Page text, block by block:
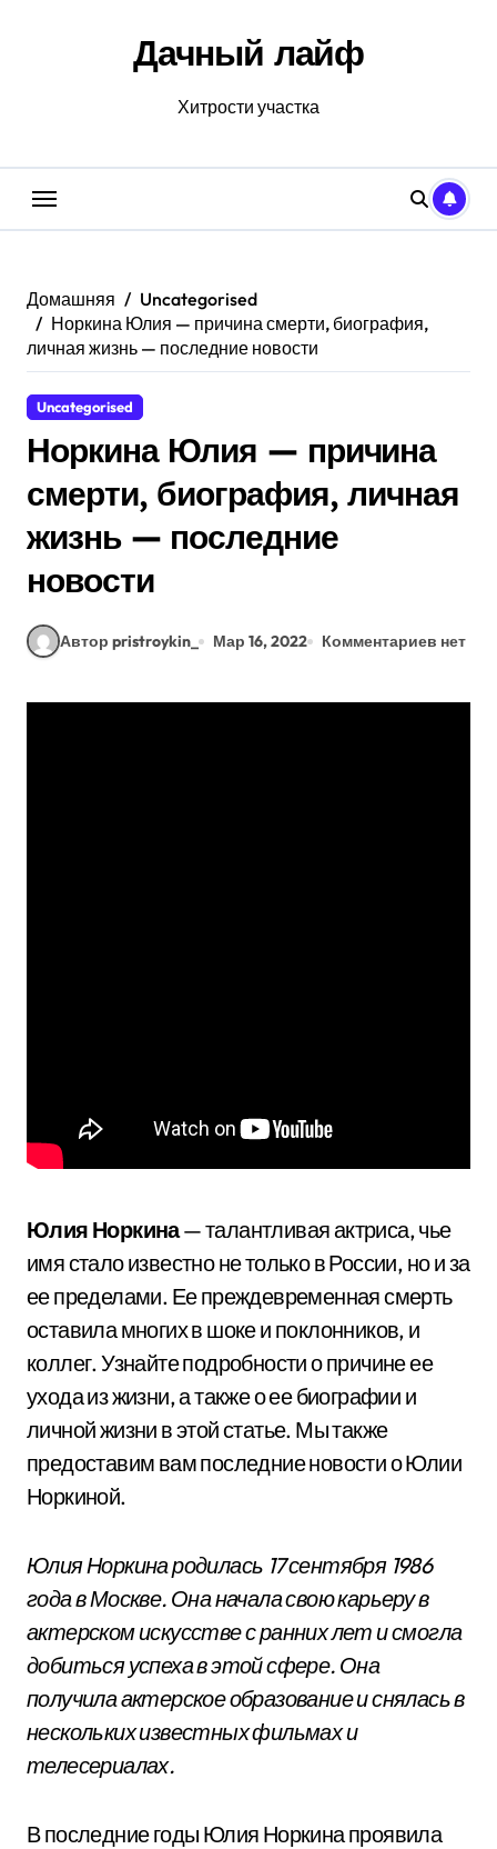
Дачный лайф
Хитрости участка
Домашняя
Uncategorised
Норкина Юлия — причина смерти, биография,
личная жизнь — последние новости
Uncategorised
Норкина Юлия — причина
смерти, биография, личная
жизнь — последние
новости
Автор pristroykin_ Мар 16, 2022 Комментариев нет
Юлия Норкина— талантливая актриса, чье
имя стало известно не только в России, но и за
ее пределами. Ее преждевременная смерть
оставила многих в шоке и поклонников, и
коллег. Узнайте подробности о причине ее
ухода из жизни, а также о ее биографии и
личной жизни в этой статье. Мы также
предоставим вам последние новости о Юлии
Норкиной.
Юлия Норкина родилась 17 сентября 1986
года в Москве. Она начала свою карьеру в
актерском искусстве с ранних лет и смогла
добиться успеха в этой сфере. Она
получила актерское образование и снялась в
нескольких известных фильмах и
телесериалах.
В последние годы Юлия Норкина проявила